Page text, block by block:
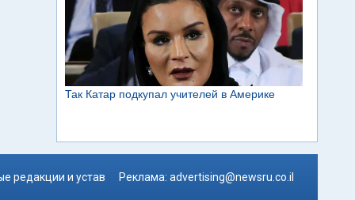
редакции и устав Реклама: advertising@newsru.co.il